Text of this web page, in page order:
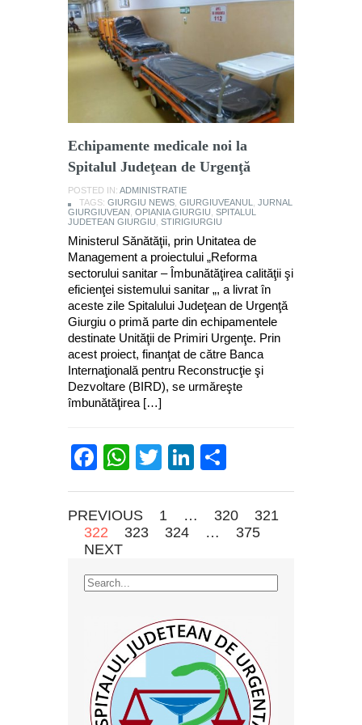
Echipamente medicale noi la
Spitalul Judeţean de Urgenţă
POSTED IN: ADMINISTRATIE
TAGS: GIURGIU NEWS GIURGIUVEANUL
JURNAL
GIURGIUVEAN OPIANIA GIURGIU SPITALUL
JUDETEAN GIURGIU STIRIGIURGIU
Ministerul Sănătăţii, prin Unitatea de
Management a proiectului „Reforma
sectorului sanitar – Îmbunătăţirea calităţii şi
eficienţei sistemului sanitar „, a livrat în
aceste zile Spitalului Judeţean de Urgenţă
Giurgiu o primă parte din echipamentele
destinate Unităţii de Primiri Urgenţe. Prin
acest proiect, finanţat de către Banca
Internaţională pentru Reconstrucţie şi
Dezvoltare (BIRD), se urmăreşte
îmbunătăţirea […]
Facebook
WhatsApp
TwitterLinkedIn
PREVIOUS 1 … 320
321
322
323 324 …
375
NEXT